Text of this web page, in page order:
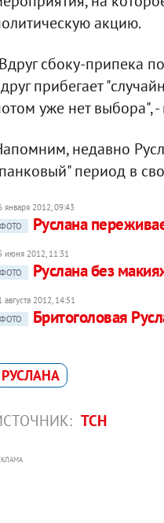
акцию.
сбоку-припека
прибегает
уже нет выбора",
недавно
период в
января 2012, 09:43
ФОТО
Руслана
июня 2012, 11:31
ФОТО
Руслана без
августа 2012, 14:51
ФОТО
Бритоголовая
РУСЛАНА
ТСН